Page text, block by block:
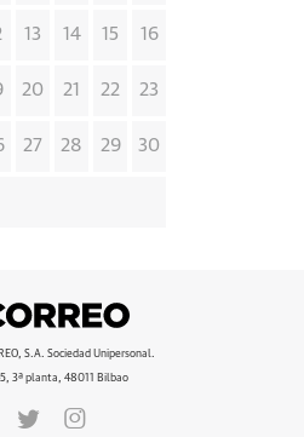
13 14 15 16
20 21 22 23
27 28 29 30
S.A. Sociedad Unipersonal.
3ª planta, 48011 Bilbao